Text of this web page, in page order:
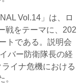
Vol.14」は、ロ
戦をテーマに、202
トである。説明会
バー防衛隊長の経
ライナ危機における
。